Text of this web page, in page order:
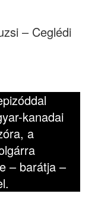
– Ceglédi
kanadai
a
– barátja –